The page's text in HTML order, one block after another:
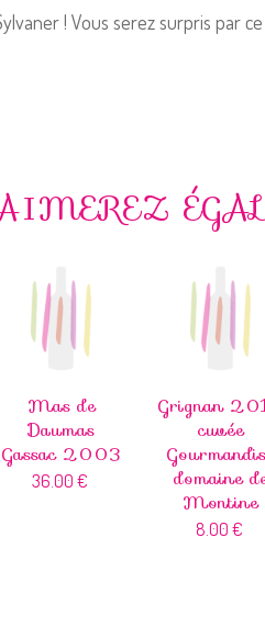
! Vous serez surpris par
Mas de
Daumas
Gassac 2003
36.00 €
Grignan
cuvée
domaine
Montine
8.00 €